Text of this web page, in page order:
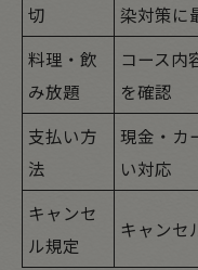
切
染対策に
料理・飲
み放題
コース内
を確認
支払い方
法
現金・カ
い対応
キャンセ
ル規定
キャンセ